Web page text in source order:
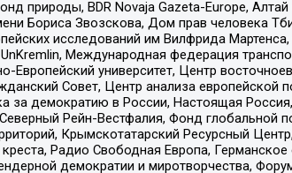
природы, BDR Novaja Gazeta-Europe,
Бориса Звозскова, Дом прав человека
исследований им Вилфрида
Международная федерация
Европейский университет, Центр
Совет, Центр анализа европейской
за демократию в России, Настоящая
Рейн-Вестфалия, Фонд глобальной
Крымскотатарский Ресурсный
Радио Свободная Европа,
демократии и миротворчества,